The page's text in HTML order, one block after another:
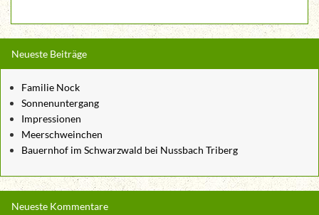
Neueste Beiträge
Familie Nock
Sonnenuntergang
Impressionen
Meerschweinchen
Bauernhof im Schwarzwald bei Nussbach Triberg
Neueste Kommentare